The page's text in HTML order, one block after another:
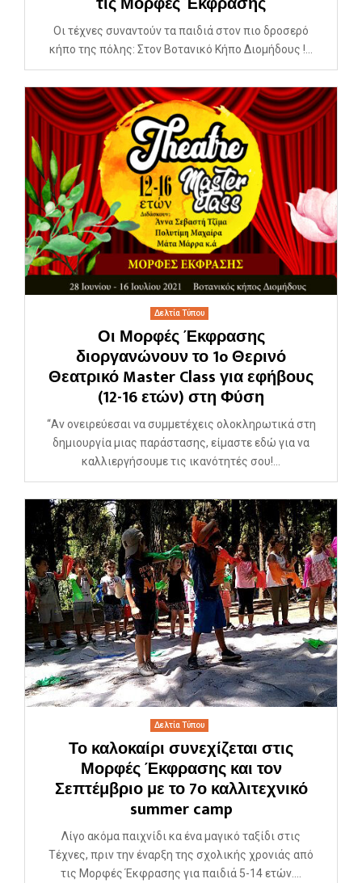
Οι τέχνες συναντούν τα παιδιά στον πιο δροσερό
κήπο της πόλης: Στον Βοτανικό Κήπο Διομήδους !...
Δελτία Τύπου
Οι Μορφές Έκφρασης
διοργανώνουν το 1o Θερινό
Θεατρικό Master Class για εφήβους
(12-16 ετών) στη Φύση
“Αν ονειρεύεσαι να συμμετέχεις ολοκληρωτικά στη
δημιουργία μιας παράστασης, είμαστε εδώ για να
καλλιεργήσουμε τις ικανότητές σου!...
Δελτία Τύπου
Το καλοκαίρι συνεχίζεται στις
Μορφές Έκφρασης και τον
Σεπτέμβριο με το 7ο καλλιτεχνικό
summer camp
Λίγο ακόμα παιχνίδι κα ένα μαγικό ταξίδι στις
Τέχνες, πριν την έναρξη της σχολικής χρονιάς από
τις Μορφές Έκφρασης για παιδιά 5-14 ετών....